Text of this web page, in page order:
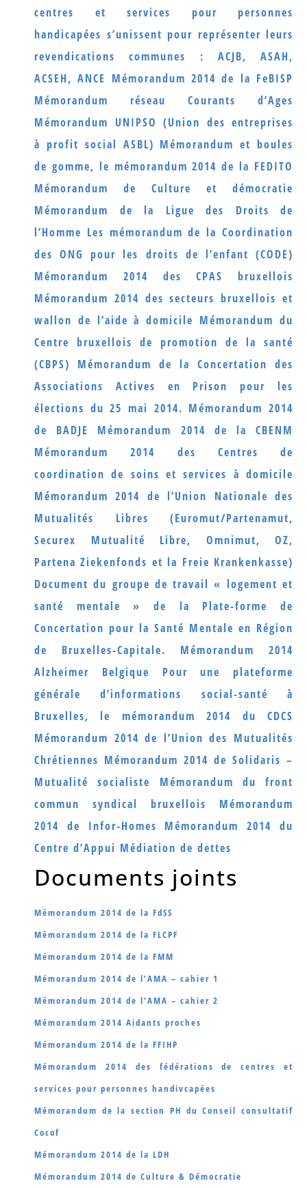
centres et services pour personnes
handicapées s’unissent pour représenter leurs
revendications communes : ACJB, ASAH,
ACSEH, ANCE Mémorandum 2014 de la FeBISP
Mémorandum réseau Courants d’Ages
Mémorandum UNIPSO (Union des entreprises
à profit social ASBL) Mémorandum et boules
de gomme, le mémorandum 2014 de la FEDITO
Mémorandum de Culture et démocratie
Mémorandum de la Ligue des Droits de
l’Homme Les mémorandum de la Coordination
des ONG pour les droits de l’enfant (CODE)
Mémorandum 2014 des CPAS bruxellois
Mémorandum 2014 des secteurs bruxellois et
wallon de l’aide à domicile Mémorandum du
Centre bruxellois de promotion de la santé
(CBPS)
Mémorandum de la Concertation des
Associations Actives en Prison pour les
élections du 25 mai 2014. Mémorandum 2014
de BADJE
Mémorandum 2014 de la CBENM
Mémorandum 2014 des Centres de
coordination de soins et services à domicile
Mémorandum 2014 de l’Union Nationale des
Mutualités Libres (Euromut/Partenamut,
Securex Mutualité Libre, Omnimut, OZ,
Partena Ziekenfonds et la Freie Krankenkasse)
Document du groupe de travail « logement et
santé mentale » de la Plate-forme de
Concertation pour la Santé Mentale en Région
de Bruxelles-Capitale.
Mémorandum 2014
Alzheimer Belgique
Pour une plateforme
générale d’informations social-santé à
Bruxelles, le mémorandum 2014 du CDCS
Mémorandum 2014 de l’Union des Mutualités
Chrétiennes Mémorandum 2014 de Solidaris –
Mutualité socialiste
Mémorandum du front
commun syndical bruxellois
Mémorandum
2014 de Infor-Homes
Mémorandum 2014 du
Centre d’Appui Médiation de dettes
Documents joints
Mémorandum 2014 de la FdSS
Mémorandum 2014 de la FLCPF
Mémorandum 2014 de la FMM
Mémorandum 2014 de l’AMA – cahier 1
Mémorandum 2014 de l’AMA – cahier 2
Mémorandum 2014 Aidants proches
Mémorandum 2014 de la FFIHP
Mémorandum 2014 des fédérations de centres et
services pour personnes handivcapées
Mémorandum de la section PH du Conseil consultatif
Cocof
Mémorandum 2014 de la LDH
Mémorandum 2014 de Culture & Démocratie